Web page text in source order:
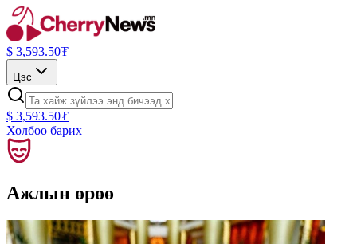
$ 3,593.50₮
Цэс
$ 3,593.50₮
Холбоо барих
Ажлын өрөө